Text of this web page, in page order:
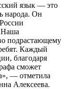
язык — это
народа. Он
Наша
подрастающему
Каждый
благодаря
сможет
— отметила
Алексеева.